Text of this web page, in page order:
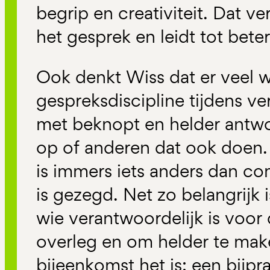
begrip en creativiteit. Dat
het gesprek en leidt tot
Ook denkt Wiss dat er veel
gespreksdiscipline tijdens
met beknopt en helder
op of anderen dat ook
is immers iets anders dan
is gezegd. Net zo belangrijk
wie verantwoordelijk is
overleg en om helder te
bijeenkomst het is: een